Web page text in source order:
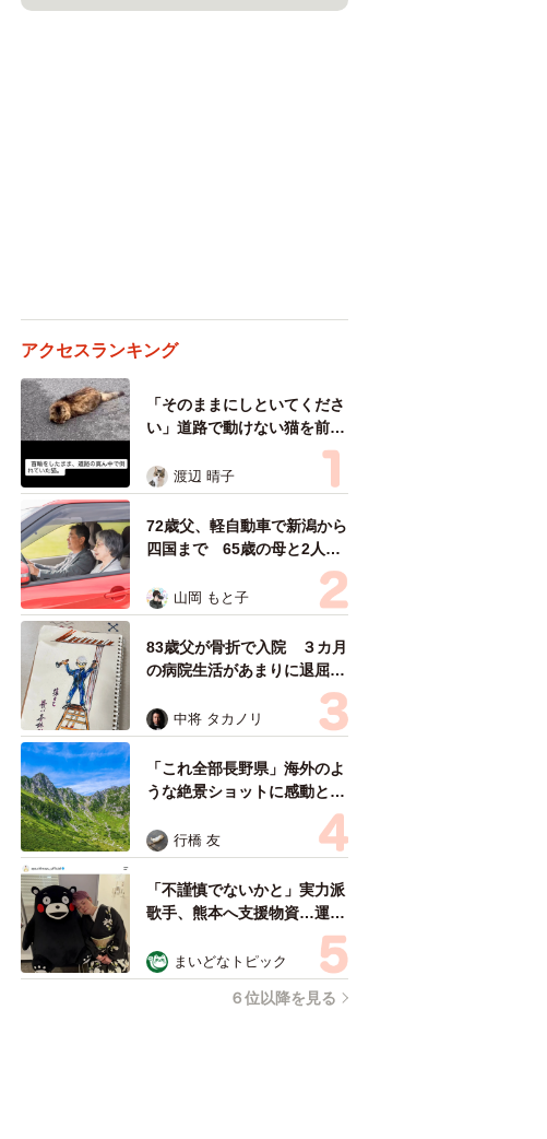
アクセスランキング
「そのままにしといてくださ
い」道路で動けない猫を前に
返された一言… 懸命に生き
ようとした4日間 「命の重
さはみんな同じ」保護団体代
表の訴え
渡辺 晴子
72歳父、軽自動車で新潟から
四国まで 65歳の母と2人で
3泊4日の旅 パーキングの休
憩まで分刻み… 「大学生で
も組まねえよ！」
山岡 もと子
83歳父が骨折で入院 ３カ月
の病院生活があまりに退屈で
「画用紙と色鉛筆持ってこ
い！」→スケッチブックを見
た家族が仰天「これ、売れま
すよ…」
中将 タカノリ
「これ全部長野県」海外のよ
うな絶景ショットに感動と反
響「離れてからいいところだ
ったんだって気づいた」
行橋 友
「不謹慎でないかと」実力派
歌手、熊本へ支援物資…運搬
トラックの車体デザインにた
めらい 「痛いほど伝わる」
「行動され立派」
まいどなトピック
６位以降を見る